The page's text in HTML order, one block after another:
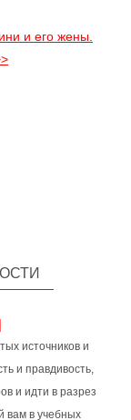
и его жены.
источников и
и правдивость,
и идти в разрез
вам в учебных